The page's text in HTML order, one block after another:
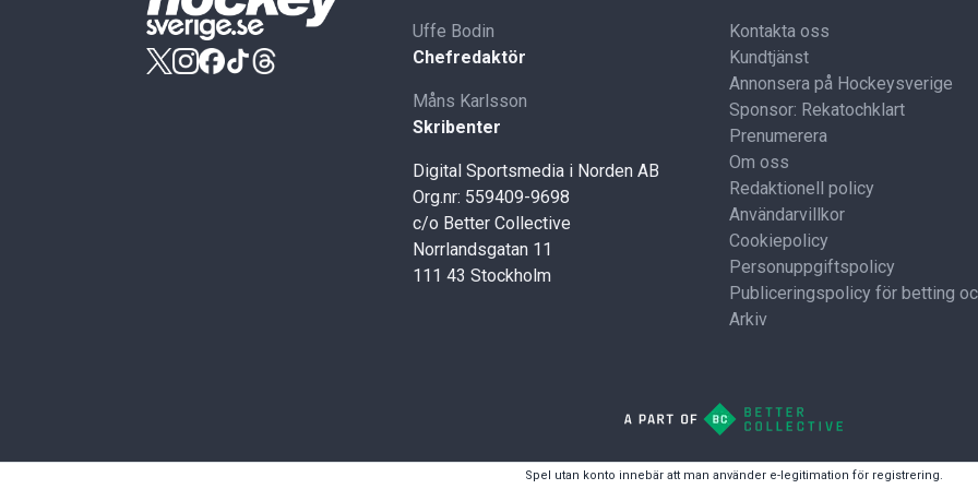
Uffe Bodin
Chefredaktör
Måns Karlsson
Skribenter
Digital Sportsmedia i Norden AB
Org.nr: 559409-9698
c/o Better Collective
Norrlandsgatan 11
111 43 Stockholm
Kontakta oss
Kundtjänst
Annonsera på Hockeysverige
Sponsor: Rekatochklart
Prenumerera
Om oss
Redaktionell policy
Användarvillkor
Cookiepolicy
Personuppgiftspolicy
Publiceringspolicy för betting
Arkiv
Spel utan konto innebär att man använder e-legitimation för registrering.